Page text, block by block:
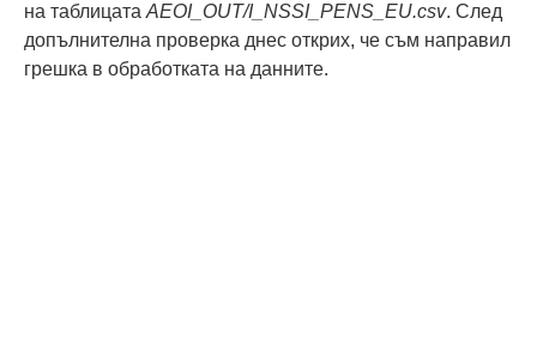
на таблицата AEOI_OUT/I_NSSI_PENS_EU.csv. След
допълнителна проверка днес открих, че съм направил
грешка в обработката на данните.